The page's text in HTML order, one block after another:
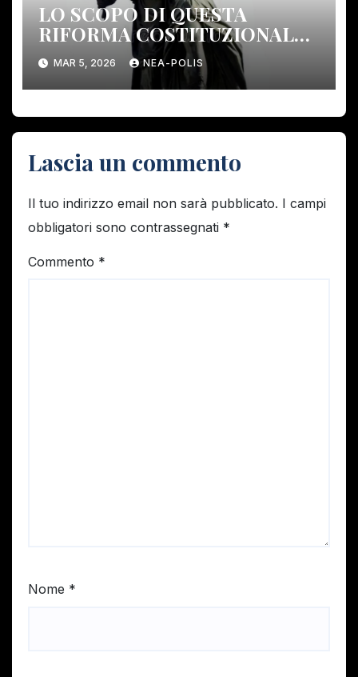
LO SCOPO DI QUESTA
RIFORMA COSTITUZIONALE:
ELIMINARE GLI ORGANI DI
CONTROLLO DEMOCRATICO.
MAR 5, 2026 NEA-POLIS
Lascia un commento
Il tuo indirizzo email non sarà pubblicato. I campi
obbligatori sono contrassegnati *
Commento *
Nome *